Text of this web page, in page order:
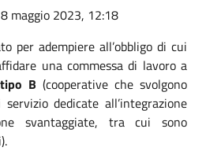
maggio 2023, 12:18
per adempiere all’obbligo di cui
una commessa di lavoro a
B (cooperative che svolgono
dedicate all’integrazione
svantaggiate, tra cui sono